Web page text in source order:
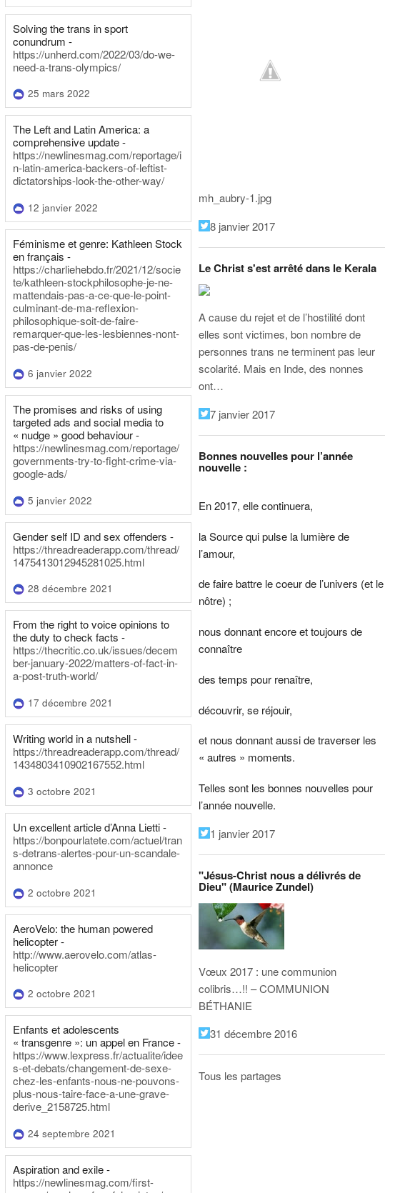
Solving the trans in sport
conundrum -
https://unherd.com/2022/03/do-we-
need-a-trans-olympics/
25 mars 2022
The Left and Latin America: a
comprehensive update -
https://newlinesmag.com/reportage/i
n-latin-america-backers-of-leftist-
dictatorships-look-the-other-way/
12 janvier 2022
Féminisme et genre: Kathleen Stock
en français -
https://charliehebdo.fr/2021/12/socie
te/kathleen-stockphilosophe-je-ne-
mattendais-pas-a-ce-que-le-point-
culminant-de-ma-reflexion-
philosophique-soit-de-faire-
remarquer-que-les-lesbiennes-nont-
pas-de-penis/
6 janvier 2022
The promises and risks of using
targeted ads and social media to
« nudge » good behaviour -
https://newlinesmag.com/reportage/
governments-try-to-fight-crime-via-
google-ads/
5 janvier 2022
Gender self ID and sex offenders -
https://threadreaderapp.com/thread/
1475413012945281025.html
28 décembre 2021
From the right to voice opinions to
the duty to check facts -
https://thecritic.co.uk/issues/decem
ber-january-2022/matters-of-fact-in-
a-post-truth-world/
17 décembre 2021
Writing world in a nutshell -
https://threadreaderapp.com/thread/
1434803410902167552.html
3 octobre 2021
Un excellent article d’Anna Lietti -
https://bonpourlatete.com/actuel/tran
s-detrans-alertes-pour-un-scandale-
annonce
2 octobre 2021
AeroVelo: the human powered
helicopter -
http://www.aerovelo.com/atlas-
helicopter
2 octobre 2021
Enfants et adolescents
« transgenre »: un appel en France -
https://www.lexpress.fr/actualite/idee
s-et-debats/changement-de-sexe-
chez-les-enfants-nous-ne-pouvons-
plus-nous-taire-face-a-une-grave-
derive_2158725.html
24 septembre 2021
Aspiration and exile -
https://newlinesmag.com/first-
mh_aubry-1.jpg
8 janvier 2017
Le Christ s'est arrêté dans le Kerala
A cause du rejet et de l’hostilité dont
elles sont victimes, bon nombre de
personnes trans ne terminent pas leur
scolarité. Mais en Inde, des nonnes
ont…
7 janvier 2017
Bonnes nouvelles pour l’année
nouvelle :
En 2017, elle continuera,
la Source qui pulse la lumière de
l’amour,
de faire battre le coeur de l’univers (et le
nôtre) ;
nous donnant encore et toujours de
connaître
des temps pour renaître,
découvrir, se réjouir,
et nous donnant aussi de traverser les
« autres » moments.
Telles sont les bonnes nouvelles pour
l’année nouvelle.
1 janvier 2017
"Jésus-Christ nous a délivrés de
Dieu" (Maurice Zundel)
Vœux 2017 : une communion
colibris…!! – COMMUNION
BÉTHANIE
31 décembre 2016
Tous les partages